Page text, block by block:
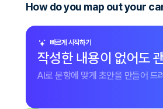
How do you map out your
빠르게 시작하기
작성한 내용이 없어도
AI로 문항에 맞게 초안을 만들어 드